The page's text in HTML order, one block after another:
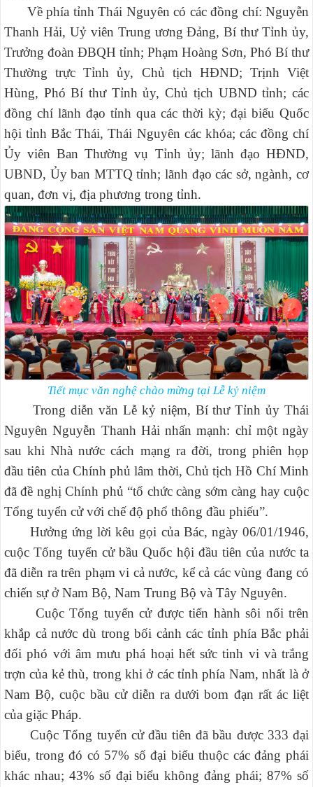
Về phía tỉnh Thái Nguyên có các đồng chí: Nguyễn
Thanh Hải, Uỷ viên Trung ương Đảng, Bí thư Tỉnh ủy,
Trưởng đoàn ĐBQH tỉnh; Phạm Hoàng Sơn, Phó Bí thư
Thường trực Tỉnh ủy, Chủ tịch HĐND; Trịnh Việt
Hùng, Phó Bí thư Tỉnh ủy, Chủ tịch UBND tỉnh; các
đồng chí lãnh đạo tỉnh qua các thời kỳ; đại biểu Quốc
hội tỉnh Bắc Thái, Thái Nguyên các khóa; các đồng chí
Ủy viên Ban Thường vụ Tỉnh ủy; lãnh đạo HĐND,
UBND, Ủy ban MTTQ tỉnh; lãnh đạo các sở, ngành, cơ
quan, đơn vị, địa phương trong tỉnh.
Tiết mục văn nghệ chào mừng tại Lễ kỷ niệm
Trong diễn văn Lễ kỷ niệm, Bí thư Tỉnh ủy Thái
Nguyên Nguyễn Thanh Hải nhấn mạnh: chỉ một ngày
sau khi Nhà nước cách mạng ra đời, trong phiên họp
đầu tiên của Chính phủ lâm thời, Chủ tịch Hồ Chí Minh
đã đề nghị Chính phủ “tổ chức càng sớm càng hay cuộc
Tổng tuyển cử với chế độ phổ thông đầu phiếu”.
Hưởng ứng lời kêu gọi của Bác, ngày 06/01/1946,
cuộc Tổng tuyển cử bầu Quốc hội đầu tiên của nước ta
đã diễn ra trên phạm vi cả nước, kể cả các vùng đang có
chiến sự ở Nam Bộ, Nam Trung Bộ và Tây Nguyên.
Cuộc Tổng tuyển cử được tiến hành sôi nổi trên
khắp cả nước dù trong bối cảnh các tỉnh phía Bắc phải
đối phó với âm mưu phá hoại hết sức tinh vi và trắng
trợn của kẻ thù, trong khi ở các tỉnh phía Nam, nhất là ở
Nam Bộ, cuộc bầu cử diễn ra dưới bom đạn rất ác liệt
của giặc Pháp.
Cuộc Tổng tuyển cử đầu tiên đã bầu được 333 đại
biểu, trong đó có 57% số đại biểu thuộc các đảng phái
khác nhau; 43% số đại biểu không đảng phái; 87% số